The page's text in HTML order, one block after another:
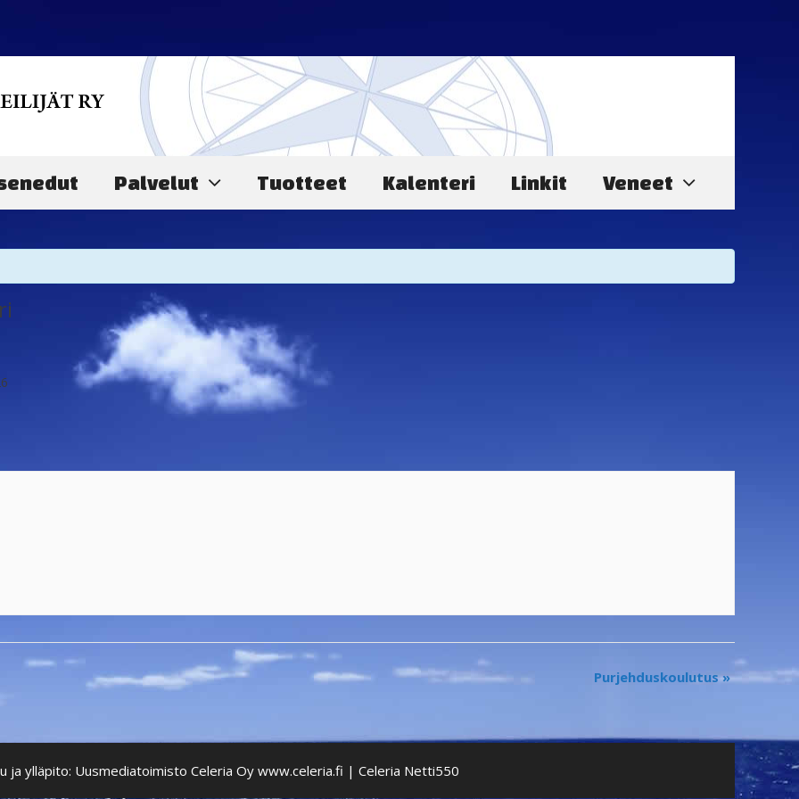
Palvelut Tuotteet Kalenteri Linkit Veneet
Purjehduskoulutus»
ja ylläpito: Uusmediatoimisto Celeria Oy www.celeria.fi | Celeria Netti550